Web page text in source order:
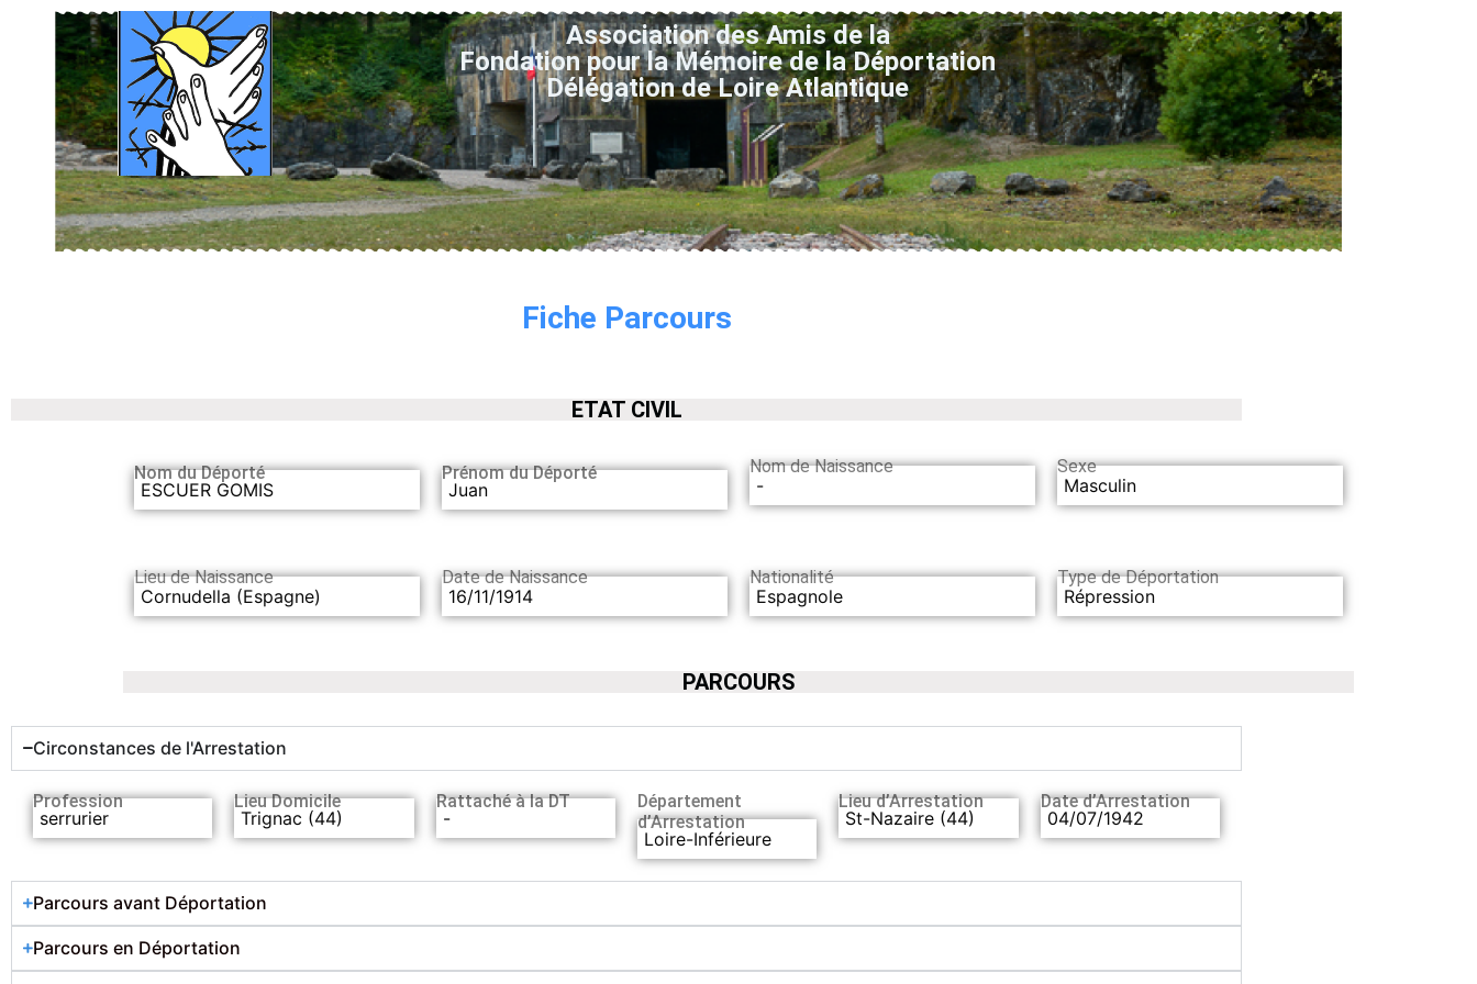
Association des Amis de la
Fondation pour la Mémoire de la Déportation
Délégation de Loire Atlantique
Fiche Parcours
ETAT CIVIL
Nom du Déporté
ESCUER GOMIS
Prénom du Déporté
Juan
Nom de Naissance
-
Sexe
Masculin
Lieu de Naissance
Cornudella (Espagne)
Date de Naissance
16/11/1914
Nationalité
Espagnole
Type de Déportation
Répression
PARCOURS
Circonstances de l'Arrestation
Profession
serrurier
Lieu Domicile
Trignac (44)
Rattaché à la DT
-
Département
d’Arrestation
Loire-Inférieure
Lieu d’Arrestation
St-Nazaire (44)
Date d’Arrestation
04/07/1942
Parcours avant Déportation
Parcours en Déportation